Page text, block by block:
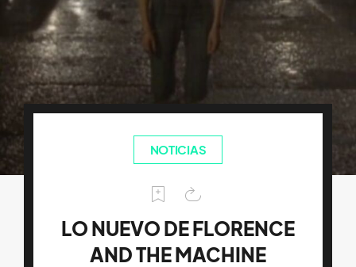
NOTICIAS
LO NUEVO DE FLORENCE
AND THE MACHINE